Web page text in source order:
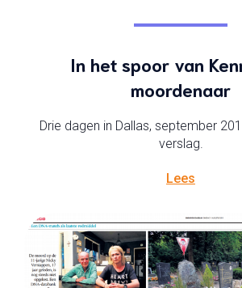
In het spoor van
moordenaar
Drie dagen in Dallas, september
verslag.
Lees